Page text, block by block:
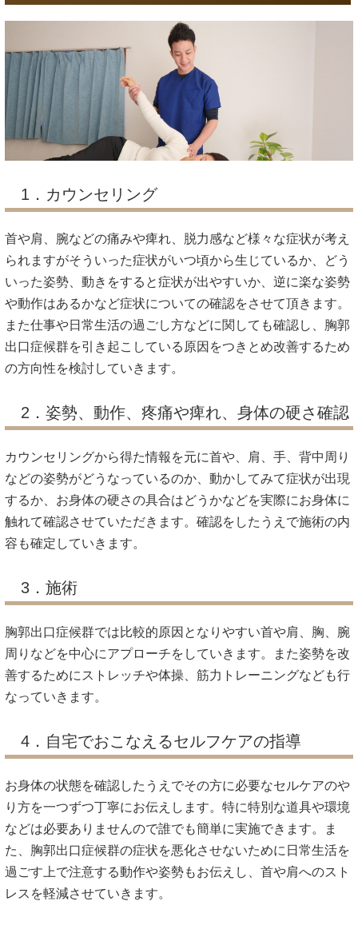
1．カウンセリング
首や肩、腕などの痛みや痺れ、脱力感など様々な症状が考え
られますがそういった症状がいつ頃から生じているか、どう
いった姿勢、動きをすると症状が出やすいか、逆に楽な姿勢
や動作はあるかなど症状についての確認をさせて頂きます。
また仕事や日常生活の過ごし方などに関しても確認し、胸郭
出口症候群を引き起こしている原因をつきとめ改善するため
の方向性を検討していきます。
2．姿勢、動作、疼痛や痺れ、身体の硬さ確認
カウンセリングから得た情報を元に首や、肩、手、背中周り
などの姿勢がどうなっているのか、動かしてみて症状が出現
するか、お身体の硬さの具合はどうかなどを実際にお身体に
触れて確認させていただきます。確認をしたうえで施術の内
容も確定していきます。
3．施術
胸郭出口症候群では比較的原因となりやすい首や肩、胸、腕
周りなどを中心にアプローチをしていきます。また姿勢を改
善するためにストレッチや体操、筋力トレーニングなども行
なっていきます。
4．自宅でおこなえるセルフケアの指導
お身体の状態を確認したうえでその方に必要なセルケアのや
り方を一つずつ丁寧にお伝えします。特に特別な道具や環境
などは必要ありませんので誰でも簡単に実施できます。ま
た、胸郭出口症候群の症状を悪化させないために日常生活を
過ごす上で注意する動作や姿勢もお伝えし、首や肩へのスト
レスを軽減させていきます。